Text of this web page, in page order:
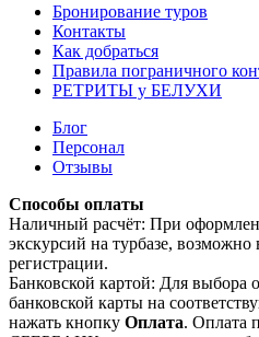
Бронирование туров
Контакты
Как добраться
Правила пограничного
РЕТРИТЫ у БЕЛУХИ
Блог
Персонал
Отзывы
Способы оплаты
Наличный расчёт: При
экскурсий на турбазе, возможно
регистрации.
Банковской картой: Для выбора
банковской карты на
нажать кнопку Оплата. Оплата